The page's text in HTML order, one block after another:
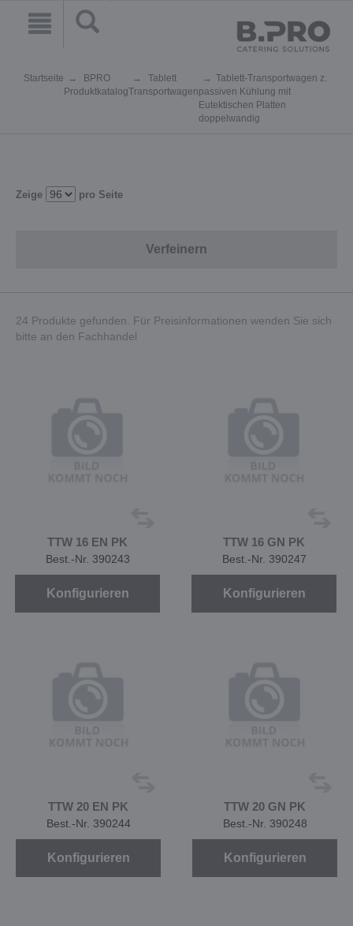
Startseite
BPRO
Produktkatalog
Tablett
Transportwagen
Tablett-Transportwagen z.
passiven Kühlung mit
Eutektischen Platten
doppelwandig
Zeige pro Seite
Verfeinern
24 Produkte gefunden. Für Preisinformationen wenden Sie sich
bitte an den Fachhandel
TTW 16 EN PK
Best.-Nr. 390243
Konfigurieren
TTW 16 GN PK
Best.-Nr. 390247
Konfigurieren
TTW 20 EN PK
Best.-Nr. 390244
Konfigurieren
TTW 20 GN PK
Best.-Nr. 390248
Konfigurieren